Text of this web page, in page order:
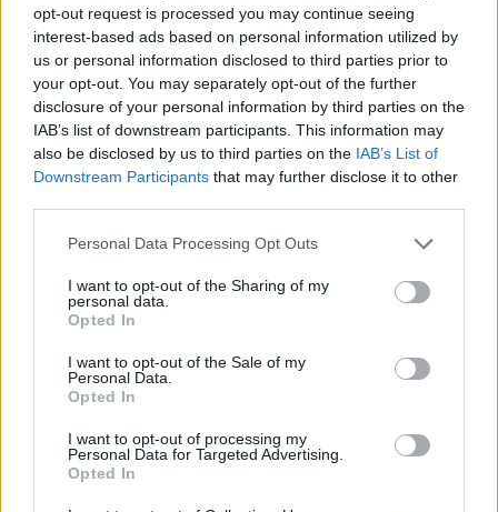
opt-out request is processed you may continue seeing
interest-based ads based on personal information utilized by
us or personal information disclosed to third parties prior to
your opt-out. You may separately opt-out of the further
disclosure of your personal information by third parties on the
IAB’s list of downstream participants. This information may
also be disclosed by us to third parties on the IAB’s List of
Downstream Participants that may further disclose it to other
Personal Data Processing Opt Outs
I want to opt-out of the Sharing of my
personal data.
Opted In
I want to opt-out of the Sale of my
Personal Data.
Opted In
I want to opt-out of processing my
Personal Data for Targeted Advertising.
Opted In
ΤΕΛΕΥΤΑΙΑ ΝΕΑ
Με την πλάτη στον τοίχο ο ΠΑΟΚ - Ήττα
εντός (0-1) από την Άντερλεχτ
Πλήρως επισκέψιμοι δύο αρχαιολογικοί
χώροι στο ν. Καρδίτσας, δυνατότητα
6 Αυγούστου 2026, 22:48
Σύγκρουση δύο τραμ στη Γερμανία – Πάνω
από 20 τραυματίες